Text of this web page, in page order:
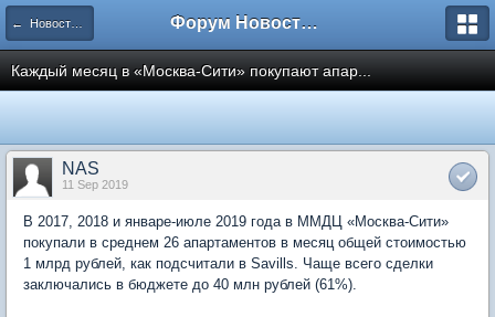
← Новости рынка недвижимости Форум Новостройки
Каждый месяц в «Москва-Сити» покупают апар...
NAS
11 Sep 2019
В 2017, 2018 и январе-июле 2019 года в ММДЦ «Москва-Сити»
покупали в среднем 26 апартаментов в месяц общей стоимостью
1 млрд рублей, как подсчитали в Savills. Чаще всего сделки
заключались в бюджете до 40 млн рублей (61%).